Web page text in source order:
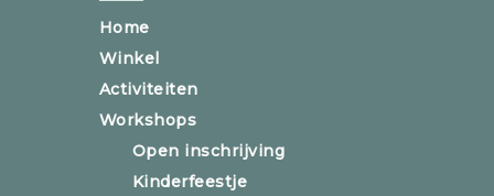
Home
Winkel
Activiteiten
Workshops
Open inschrijving
Kinderfeestje